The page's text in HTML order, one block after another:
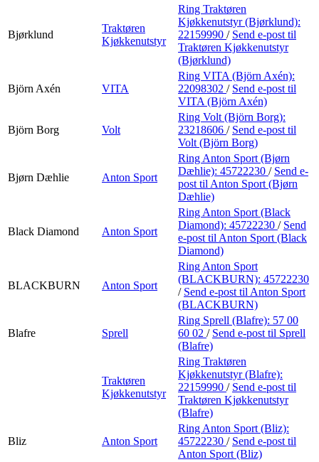
Bjørklund
Traktøren
Kjøkkenutstyr
Ring Traktøren
Kjøkkenutstyr (Bjørklund):
22159990 / Send e-post til
Traktøren Kjøkkenutstyr
(Bjørklund)
Björn Axén VITA
Ring VITA (Björn Axén):
22098302 / Send e-post til
VITA (Björn Axén)
Björn Borg Volt
Ring Volt (Björn Borg):
23218606 / Send e-post til
Volt (Björn Borg)
Bjørn Dæhlie Anton Sport
Ring Anton Sport (Bjørn
Dæhlie): 45722230 / Send e-
post til Anton Sport (Bjørn
Dæhlie)
Black Diamond Anton Sport
Ring Anton Sport (Black
Diamond): 45722230 / Send
e-post til Anton Sport (Black
Diamond)
BLACKBURN Anton Sport
Ring Anton Sport
(BLACKBURN): 45722230
/ Send e-post til Anton Sport
(BLACKBURN)
Blafre Sprell
Ring Sprell (Blafre): 57 00
60 02 / Send e-post til Sprell
(Blafre)
Traktøren
Kjøkkenutstyr
Ring Traktøren
Kjøkkenutstyr (Blafre):
22159990 / Send e-post til
Traktøren Kjøkkenutstyr
(Blafre)
Bliz Anton Sport
Ring Anton Sport (Bliz):
45722230 / Send e-post til
Anton Sport (Bliz)